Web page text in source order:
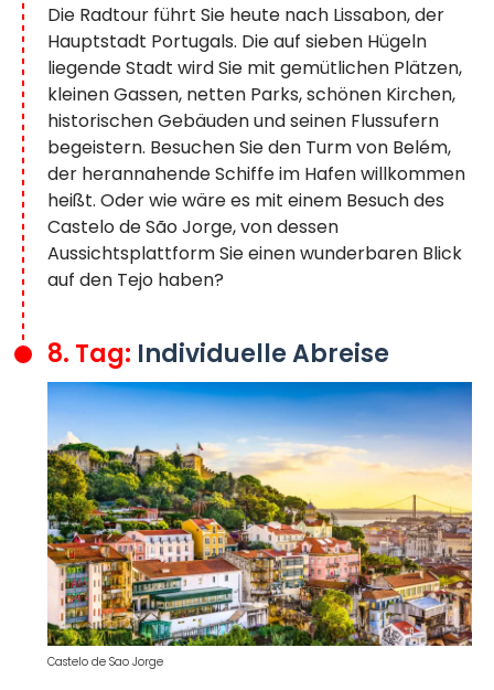
Die Radtour führt Sie heute nach Lissabon, der
Hauptstadt Portugals. Die auf sieben Hügeln
liegende Stadt wird Sie mit gemütlichen Plätzen,
kleinen Gassen, netten Parks, schönen Kirchen,
historischen Gebäuden und seinen Flussufern
begeistern. Besuchen Sie den Turm von Belém,
der herannahende Schiffe im Hafen willkommen
heißt. Oder wie wäre es mit einem Besuch des
Castelo de São Jorge, von dessen
Aussichtsplattform Sie einen wunderbaren Blick
auf den Tejo haben?
8. Tag: Individuelle Abreise
Castelo de Sao Jorge